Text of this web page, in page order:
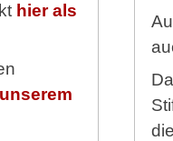
hier als